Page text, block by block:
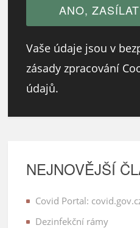
Vaše údaje jsou v
zásady zpracování
údajů.
NEJNOVĚJŠÍ
Covid Portal:
Dezinfekční rámy